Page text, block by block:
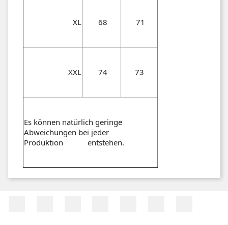
XL 68 71
XXL 74 73
Es können natürlich geringe
Abweichungen bei jeder
Produktion entstehen.